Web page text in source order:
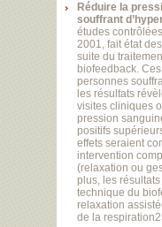
Réduire la
souffrant
études
2001, fait état
suite du
biofeedback.
personnes
les résultats
visites cliniques
pression
positifs
effets seraient
intervention
(relaxation ou
plus, les
technique du
relaxation
de la